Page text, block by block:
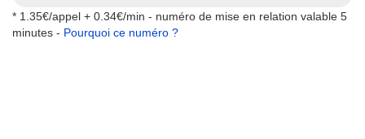
* 1.35€/appel + 0.34€/min - numéro de mise en relation valable 5
minutes - Pourquoi ce numéro ?